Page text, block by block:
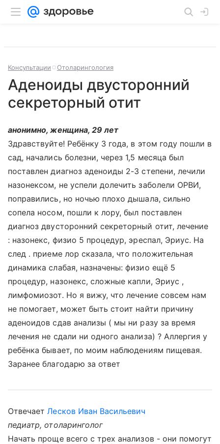
Консультации Отоларингология
Аденоиды двусторонний
секреторный отит
анонимно, женщина, 29 лет
Здравствуйте! Ребёнку 3 года, в этом году пошли в
сад, начались болезни, через 1,5 месяца был
поставлен диагноз аденоиды 2-3 степени, лечили
назонексом, не успели долечить заболели ОРВИ,
поправились, но ночью плохо дышала, сильно
сопела носом, пошли к лору, был поставлен
диагноз двусторонний секреторный отит, лечение
: назонекс, физио 5 процедур, эреспал, Эриус. На
след . приеме лор сказала, что положительная
динамика слабая, назначены: физио ещё 5
процедур, назонекс, сложные капли, Эриус ,
лимфомиозот. Но я вижу, что лечение совсем нам
не помогает, может быть стоит найти причину
аденоидов сдав анализы ( мы ни разу за время
лечения не сдали ни одного анализа) ? Аллергия у
ребёнка бывает, по моим наблюдениям пищевая.
Заранее благодарю за ответ
ОтвечаетЛесков Иван Васильевич
педиатр, отоларинголог
Начать проще всего с трех анализов - они помогут